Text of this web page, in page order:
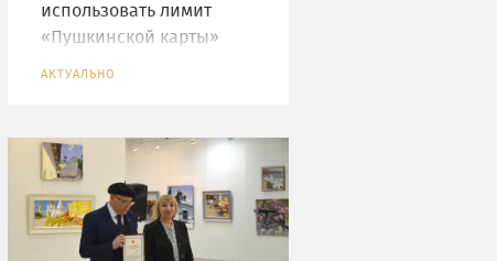
использовать лимит
«Пушкинской карты»
АКТУАЛЬНО